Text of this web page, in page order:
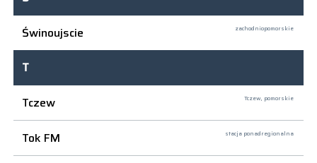
Świnoujscie
zachodniopomorskie
T
Tczew
Tczew, pomorskie
Tok FM stacja ponadregionalna